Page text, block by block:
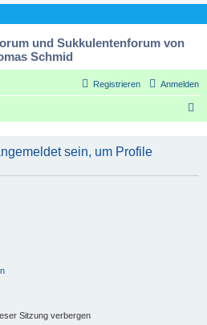
und Sukkulentenforum von
Schmid
Anmelden
Registrieren
sein, um Profile
Sitzung verbergen